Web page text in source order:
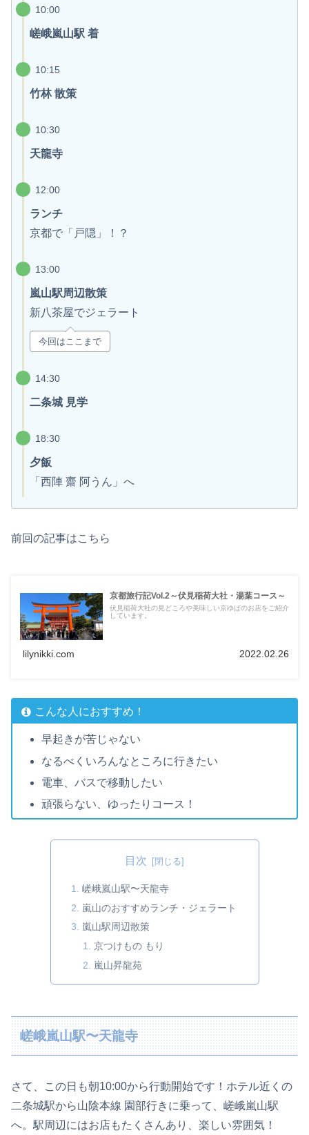
10:00
嵯峨嵐山駅 着
10:15
竹林 散策
10:30
天龍寺
12:00
ランチ
京都で「戸隠」！？
13:00
嵐山駅周辺散策
新八茶屋でジェラート
今回はここまで
14:30
二条城 見学
18:30
夕飯
「西陣 齋 阿うん」へ
前回の記事はこちら
京都旅行記Vol.2～伏見稲荷大社・湯葉コース～
伏見稲荷大社の見どころや美味しい京ゆばのお店をご紹介
しています。
lilynikki.com 2022.02.26
こんな人におすすめ！
早起きが苦じゃない
なるべくいろんなところに行きたい
電車、バスで移動したい
頑張らない、ゆったりコース！
目次
嵯峨嵐山駅〜天龍寺
嵐山のおすすめランチ・ジェラート
嵐山駅周辺散策
京つけもの もり
嵐山昇龍苑
嵯峨嵐山駅〜天龍寺
さて、この日も朝10:00から行動開始です！ホテル近くの
二条城駅から山陰本線 園部行きに乗って、嵯峨嵐山駅
へ。駅周辺にはお店もたくさんあり、楽しい雰囲気！